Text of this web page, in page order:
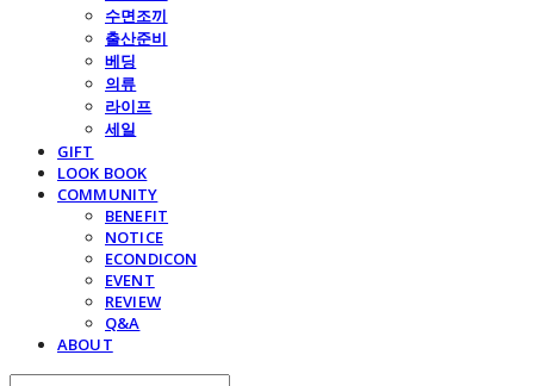
수면조끼
출산준비
베딩
의류
라이프
세일
GIFT
LOOK BOOK
COMMUNITY
BENEFIT
NOTICE
ECONDICON
EVENT
REVIEW
Q&A
ABOUT